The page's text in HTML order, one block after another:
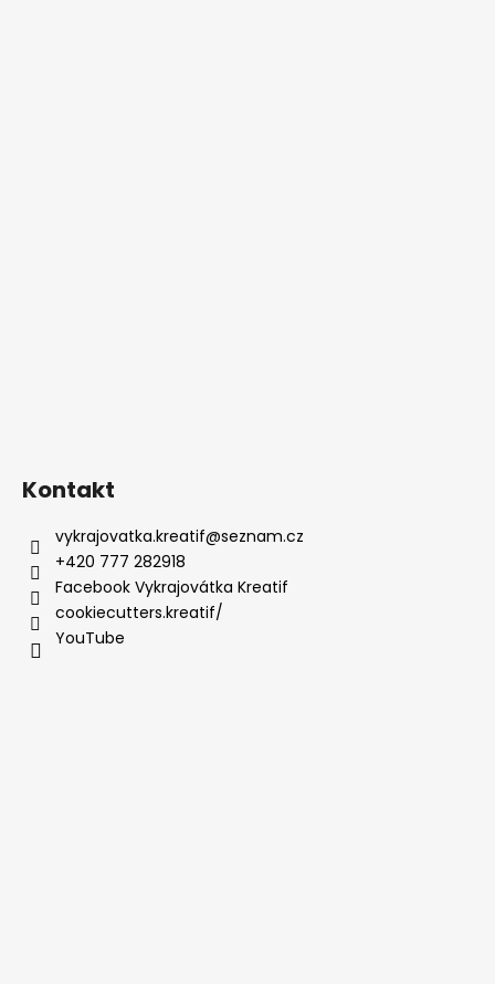
Kontakt
vykrajovatka.kreatif@seznam.cz
+420 777 282918
Facebook Vykrajovátka Kreatif
cookiecutters.kreatif/
YouTube